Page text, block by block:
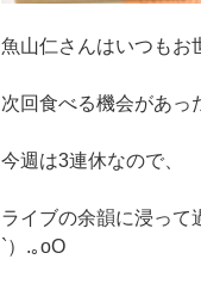
魚山仁さんはいつもお
次回食べる機会があっ
今週は3連休なので、
ライブの余韻に浸って
`）.｡oO